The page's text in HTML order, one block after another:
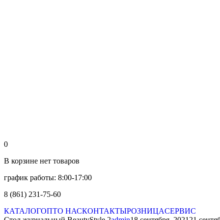
0
В корзине нет товаров
график работы: 8:00-17:00
8 (861) 231-75-60
КАТАЛОГОПТО НАСКОНТАКТЫРОЗНИЦАСЕРВИС